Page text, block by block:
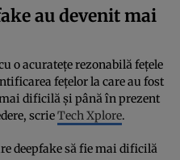
au devenit mai
o acuratețe rezonabilă fețele
fețelor la care au fost
dificilă și până în prezent
scrieTech Xplore.
deepfake să fie mai dificilă